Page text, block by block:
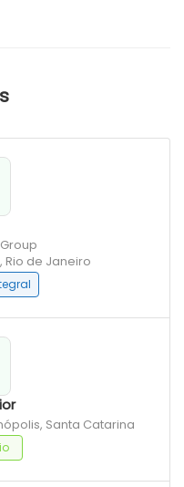
de Janeiro
Santa Catarina